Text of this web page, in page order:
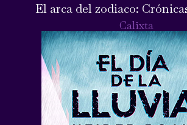
El arca del zodiaco:
Calixta